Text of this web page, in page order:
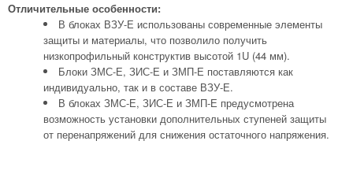
Отличительные особенности:
В блоках ВЗУ-Е использованы современные элементы
защиты и материалы, что позволило получить
низкопрофильный конструктив высотой 1U (44 мм).
Блоки ЗМС-Е, ЗИС-Е и ЗМП-Е поставляются как
индивидуально, так и в составе ВЗУ-Е.
В блоках ЗМС-Е, ЗИС-Е и ЗМП-Е предусмотрена
возможность установки дополнительных ступеней защиты
от перенапряжений для снижения остаточного напряжения.